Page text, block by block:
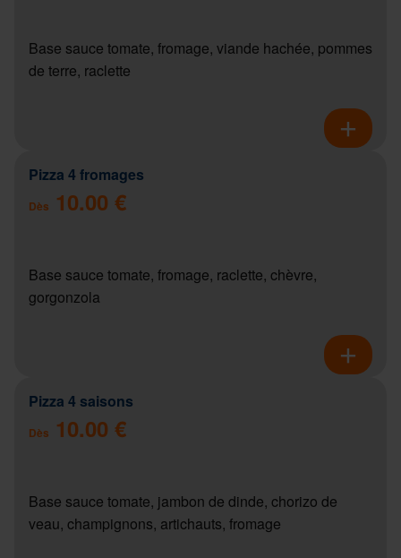
Base sauce tomate, fromage, viande hachée, pommes
de terre, raclette
Pizza 4 fromages
Dès 10.00 €
Base sauce tomate, fromage, raclette, chèvre,
gorgonzola
Pizza 4 saisons
Dès 10.00 €
Base sauce tomate, jambon de dinde, chorizo de
veau, champignons, artichauts, fromage